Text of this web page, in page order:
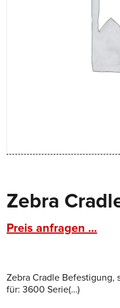
Zebra
Preis anfragen ...
Zebra Cradle Befestigung,
für: 3600 Serie(…)